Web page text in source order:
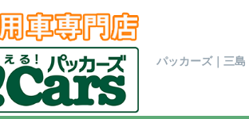
パッカーズ｜三